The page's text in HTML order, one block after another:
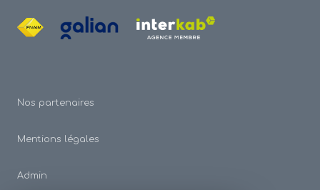
Nos partenaires
Mentions légales
Admin